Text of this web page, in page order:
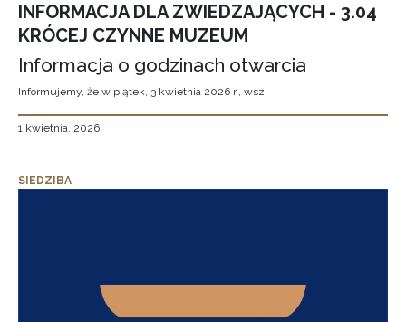
INFORMACJA DLA ZWIEDZAJĄCYCH - 3.04
KRÓCEJ CZYNNE MUZEUM
Informacja o godzinach otwarcia
Informujemy, że w piątek, 3 kwietnia 2026 r., wsz
1 kwietnia, 2026
SIEDZIBA